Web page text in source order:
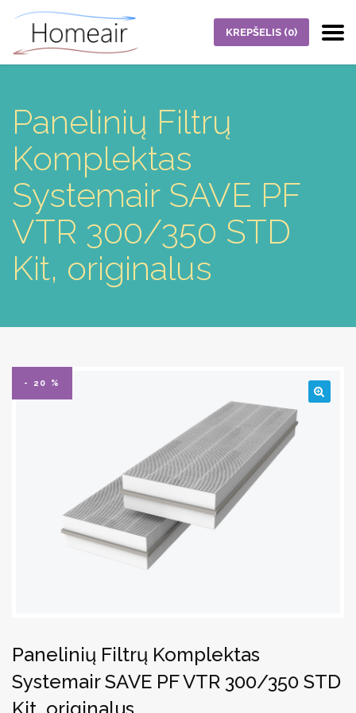
KREPŠELIS (0)
Panelinių Filtrų
Komplektas
Systemair SAVE PF
VTR 300/350 STD
Kit, originalus
- 20 %
Panelinių Filtrų Komplektas
Systemair SAVE PF VTR 300/350 STD